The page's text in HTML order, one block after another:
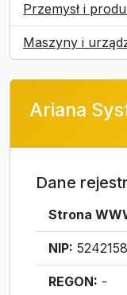
Przemysł i
Maszyny i
Ariana
Dane
Strona
NIP:
REGON: -